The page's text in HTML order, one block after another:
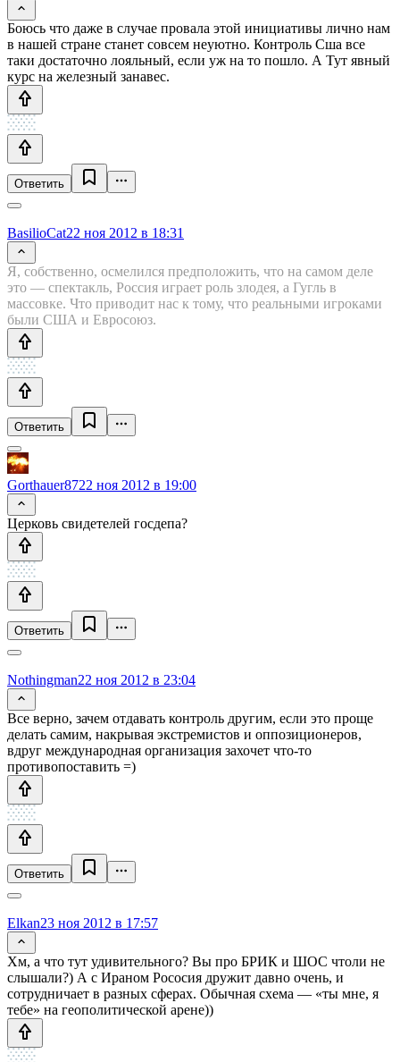
Боюсь что даже в случае провала этой инициативы лично нам
в нашей стране станет совсем неуютно. Контроль Сша все
таки достаточно лояльный, если уж на то пошло. А Тут явный
курс на железный занавес.
Ответить
BasilioCat22 ноя 2012 в 18:31
Я, собственно, осмелился предположить, что на самом деле
это — спектакль, Россия играет роль злодея, а Гугль в
массовке. Что приводит нас к тому, что реальными игроками
были США и Евросоюз.
Ответить
Gorthauer8722 ноя 2012 в 19:00
Церковь свидетелей госдепа?
Ответить
Nothingman22 ноя 2012 в 23:04
Все верно, зачем отдавать контроль другим, если это проще
делать самим, накрывая экстремистов и оппозиционеров,
вдруг международная организация захочет что-то
противопоставить =)
Ответить
Elkan23 ноя 2012 в 17:57
Хм, а что тут удивительного? Вы про БРИК и ШОС чтоли не
слышали?) А с Ираном Рососия дружит давно очень, и
сотрудничает в разных сферах. Обычная схема — «ты мне, я
тебе» на геополитической арене))